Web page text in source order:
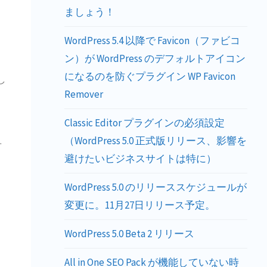
ましょう！
WordPress 5.4 以降で Favicon（ファビコ
ン）が WordPress のデフォルトアイコン
になるのを防ぐプラグイン WP Favicon
Remover
Classic Editor プラグインの必須設定
（WordPress 5.0 正式版リリース、影響を
避けたいビジネスサイトは特に）
WordPress 5.0 のリリーススケジュールが
変更に。11月27日リリース予定。
WordPress 5.0 Beta 2 リリース
All in One SEO Pack が機能していない時